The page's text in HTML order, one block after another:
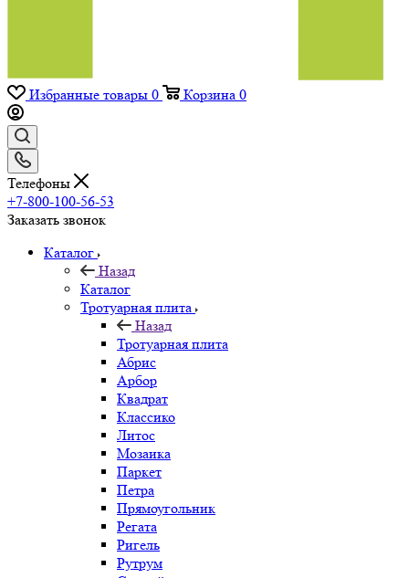
Избранные товары 0 Корзина 0
Телефоны
+7-800-100-56-53
Заказать звонок
Каталог
Назад
Каталог
Тротуарная плита
Назад
Тротуарная плита
Абрис
Арбор
Квадрат
Классико
Литос
Мозаика
Паркет
Петра
Прямоугольник
Регата
Ригель
Рутрум